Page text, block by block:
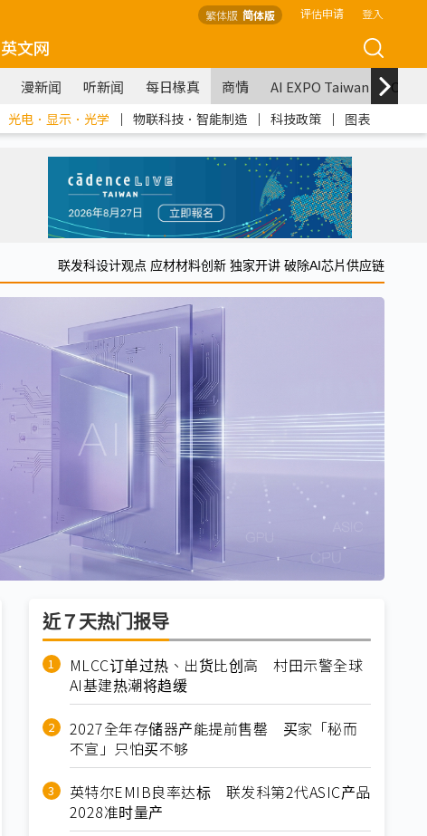
繁体版 简体版 评估申请 登入
英文网
漫新闻 听新闻 每日椽真 商情 AI EXPO Taiwan
光电．显示．光学 ｜ 物联科技．智能制造 ｜ 科技政策 ｜ 图表
联发科设计观点 应材材料创新 独家开讲 破除AI芯片供应链
近７天热门报导
MLCC订单过热、出货比创高 村田示警全球
AI基建热潮将趋缓
2027全年存储器产能提前售罄 买家「秘而
不宣」只怕买不够
英特尔EMIB良率达标 联发科第2代ASIC产品
2028准时量产